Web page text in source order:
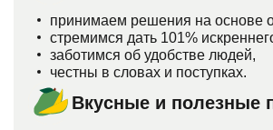
принимаем решения на основе
стремимся дать 101%
заботимся об удобстве людей,
честны в словах и поступках.
Вкусные и полезные